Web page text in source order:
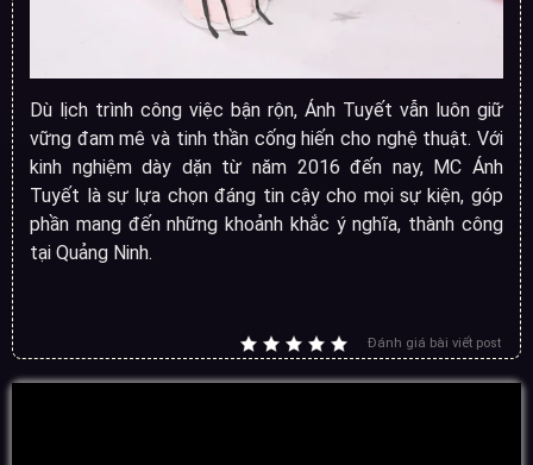
Dù lịch trình công việc bận rộn, Ánh Tuyết vẫn luôn giữ
vững đam mê và tinh thần cống hiến cho nghệ thuật. Với
kinh nghiệm dày dặn từ năm 2016 đến nay, MC Ánh
Tuyết là sự lựa chọn đáng tin cậy cho mọi sự kiện, góp
phần mang đến những khoảnh khắc ý nghĩa, thành công
tại Quảng Ninh.
Đánh giá bài viết post